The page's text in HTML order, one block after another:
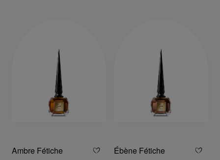
Ambre Fétiche Ébène Fétiche